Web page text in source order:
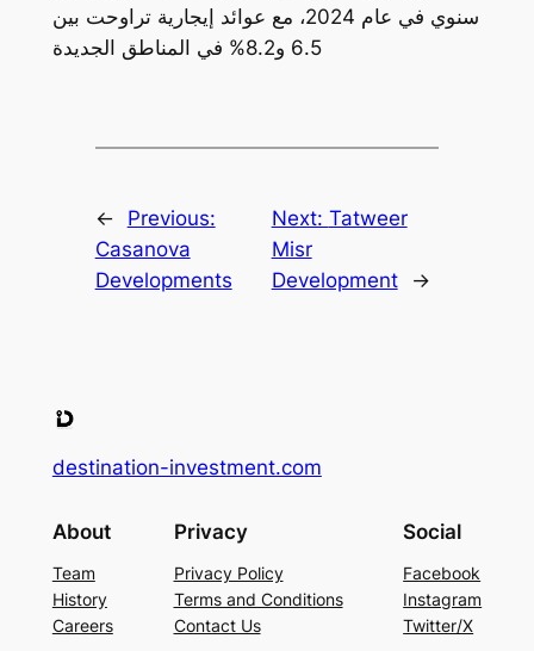
سنوي في عام 2024، مع عوائد إيجارية تراوحت بين
6.5 و8.2% في المناطق الجديدة
←
Previous:
Casanova
Developments
Next: Tatweer
Misr
Development
→
destination-investment.com
About
Team
History
Careers
Privacy
Privacy Policy
Terms and Conditions
Contact Us
Social
Facebook
Instagram
Twitter/X